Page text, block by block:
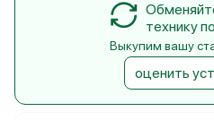
технику
Выкупим вашу
оценить